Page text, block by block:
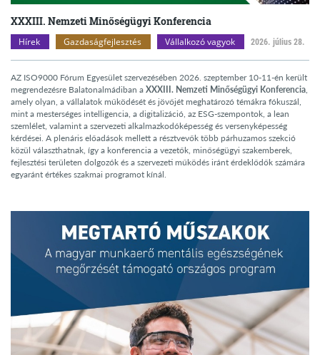
XXXIII. Nemzeti Minőségügyi Konferencia
Hírek Gazdaságfejlesztés Vállalkozó vagyok 2026. július 28.
AZ ISO9000 Fórum Egyesület szervezésében 2026. szeptember 10-11-én került
megrendezésre Balatonalmádiban a XXXIII. Nemzeti Minőségügyi Konferencia,
amely olyan, a vállalatok működését és jövőjét meghatározó témákra fókuszál,
mint a mesterséges intelligencia, a digitalizáció, az ESG-szempontok, a lean
szemlélet, valamint a szervezeti alkalmazkodóképesség és versenyképesség
kérdései. A plenáris előadások mellett a résztvevők több párhuzamos szekció
közül választhatnak, így a konferencia a vezetők, minőségügyi szakemberek,
fejlesztési területen dolgozók és a szervezeti működés iránt érdeklődők számára
egyaránt értékes szakmai programot kínál.